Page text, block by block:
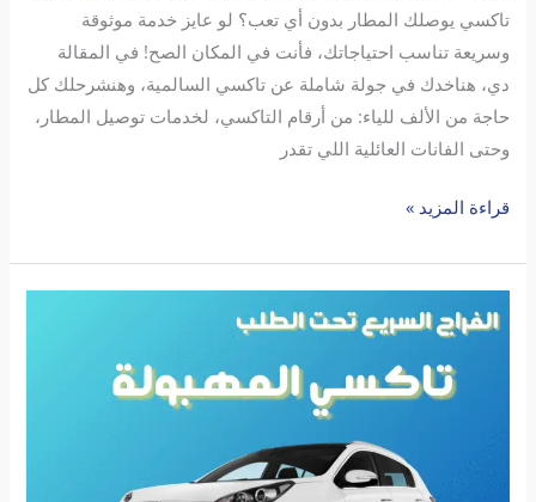
تاكسي يوصلك المطار بدون أي تعب؟ لو عايز خدمة موثوقة
وسريعة تناسب احتياجاتك، فأنت في المكان الصح! في المقالة
دي، هناخدك في جولة شاملة عن تاكسي السالمية، وهنشرحلك كل
حاجة من الألف للياء: من أرقام التاكسي، لخدمات توصيل المطار،
وحتى الفانات العائلية اللي تقدر
قراءة المزيد »
تاكسي
المهبوله